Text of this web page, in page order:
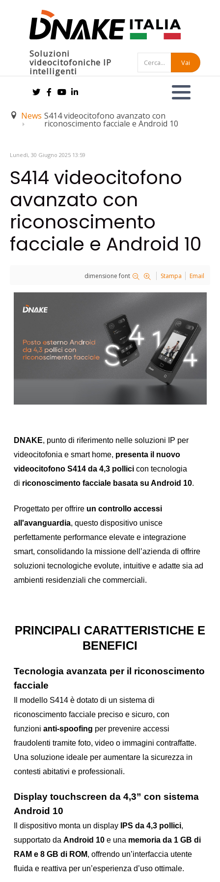
Soluzioni
videocitofoniche IP
intelligenti
Vai
News S414 videocitofono avanzato con
riconoscimento facciale e Android 10
Lunedì, 30 Giugno 2025 13:59
S414 videocitofono
avanzato con
riconoscimento
facciale e Android 10
dimensione font Stampa Email
DNAKE, punto di riferimento nelle soluzioni IP per
videocitofonia e smart home, presenta il nuovo
videocitofono S414 da 4,3 pollicicon tecnologia
di riconoscimento facciale basata su Android 10.
Progettato per offrire un controllo accessi
all'avanguardia, questo dispositivo unisce
perfettamente performance elevate e integrazione
smart, consolidando la missione dell’azienda di offrire
soluzioni tecnologiche evolute, intuitive e adatte sia ad
ambienti residenziali che commerciali.
PRINCIPALI CARATTERISTICHE E
BENEFICI
Tecnologia avanzata per il riconoscimento
facciale
Il modello S414 è dotato di un sistema di
riconoscimento facciale preciso e sicuro, con
funzioni anti-spoofing per prevenire accessi
fraudolenti tramite foto, video o immagini contraffatte.
Una soluzione ideale per aumentare la sicurezza in
contesti abitativi e professionali.
Display touchscreen da 4,3” con sistema
Android 10
Il dispositivo monta un display IPS da 4,3 pollici,
supportato da Android 10e una memoria da 1 GB di
RAM e 8 GB di ROM, offrendo un’interfaccia utente
fluida e reattiva per un’esperienza d’uso ottimale.